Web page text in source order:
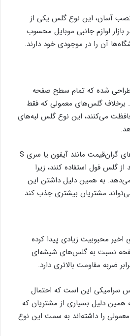
آسان، این نوع گلس یکی از
لوازم جانبی موبایل محسوب
آن را در موجودی خود دارند.
طراحی شده که تمام سطح صفحه
گلس‌های معمولی که فقط
می‌کنند، این نوع گلس لبه‌های
بسیاری از کاربران گوشی‌های گران‌قیمت مانند آیفون یا سری S
گلس فول استفاده کنند، زیرا
به همین دلیل داشتن این
مشتریان بیشتری جذب کند.
محبوبیت زیادی پیدا کرده
نسبت به گلس‌های شیشه‌ای
ضربه مقاومت بالاتری دارد.
سرامیکی این است که احتمال
دلیل بسیاری از مشتریان که
را داشته‌اند به سمت این نوع